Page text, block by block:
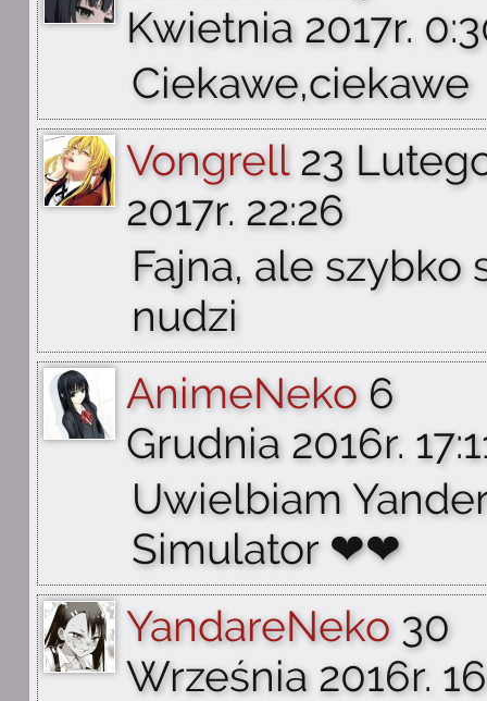
Kwietnia 2017r.
Ciekawe,ciekawe
Vongrell 23
2017r. 22:26
Fajna, ale szybko
nudzi
AnimeNeko 6
Grudnia 2016r.
Uwielbiam
Simulator ❤❤
YandareNeko 30
Września 2016r.